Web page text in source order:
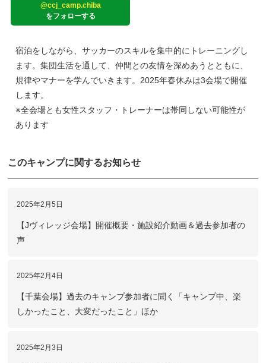
@ccj_camp.chiba
をフォローする
宿泊をしながら、サッカーのスキルを集中的にトレーニングし
ます。集団生活を通して、仲間との友情を深めあうとともに、
規律やマナーを学んでいきます。2025年春休みは3会場で開催
します。
※全会場とも女性スタッフ・トレーナーは帯同しない可能性が
あります
このキャンプに関するお知らせ
2025年2月5日
【Jヴィレッジ会場】開催概要・施設紹介動画＆過去参加者の
声
2025年2月4日
【千葉会場】過去のキャンプ参加者に聞く「キャンプ中、楽
しかったこと、大変だったこと」ほか
2025年2月3日